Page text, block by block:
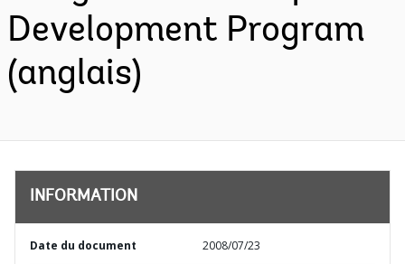
Development Program
(anglais)
INFORMATION
Date du document 2008/07/23